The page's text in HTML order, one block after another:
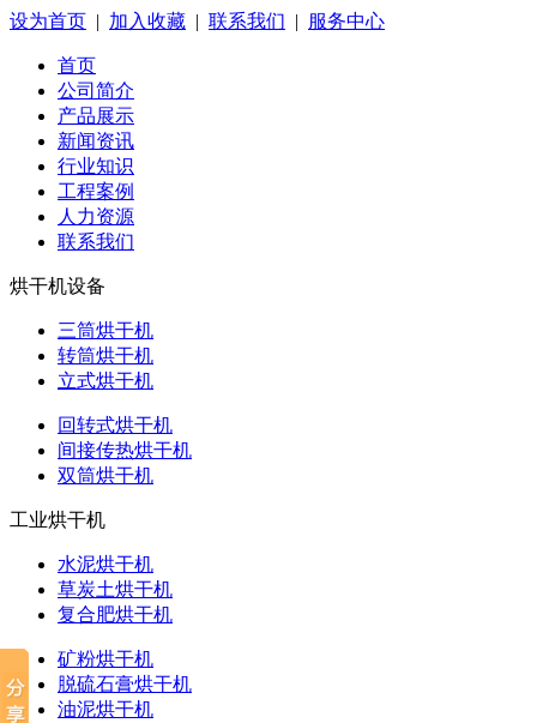
设为首页 | 加入收藏 | 联系我们 | 服务中心
首页
公司简介
产品展示
新闻资讯
行业知识
工程案例
人力资源
联系我们
烘干机设备
三筒烘干机
转筒烘干机
立式烘干机
回转式烘干机
间接传热烘干机
双筒烘干机
工业烘干机
水泥烘干机
草炭土烘干机
复合肥烘干机
矿粉烘干机
脱硫石膏烘干机
油泥烘干机